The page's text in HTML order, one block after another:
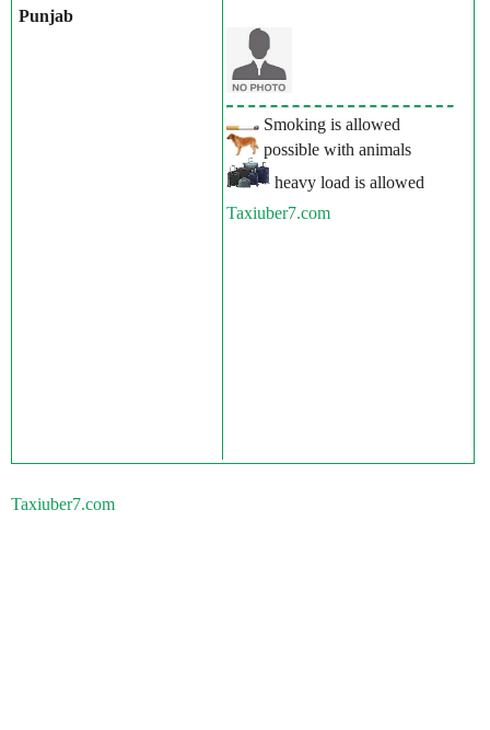
Punjab
Smoking is allowed
possible with animals
heavy load is allowed
Taxiuber7.com
Taxiuber7.com